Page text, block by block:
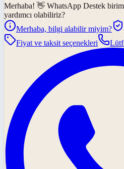
Merhaba! 👋 WhatsApp Destek
yardımcı olabiliriz?
Merhaba, bilgi alabilir miyim?
Fiyat ve taksit seçenekleri